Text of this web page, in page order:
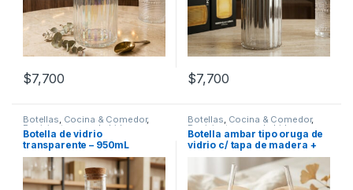
$7,700 $7,700
Botellas, Cocina & Comedor,
Recipientes para bebidas y
líquidos
Botella de vidrio
transparente – 950mL
(56103)
Botellas, Cocina & Comedor,
Recipientes para bebidas y
líquidos
Botella ambar tipo oruga de
vidrio c/ tapa de madera +
sorbete (4334964)